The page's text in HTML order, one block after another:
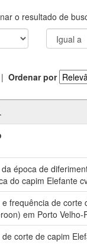
o resultado de
| Ordenar por
da época de
do capim Elefante
e frequência de corte
em Porto Velho-
de corte de capim